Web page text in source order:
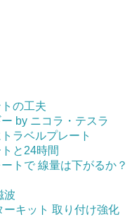
の工夫
by ニコラ・テスラ
ラベルプレート
と24時間
トで 線量は下がるか？
波
ーキット 取り付け強化